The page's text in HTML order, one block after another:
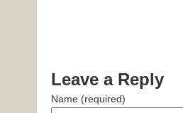
Leave a Reply
Name (required)